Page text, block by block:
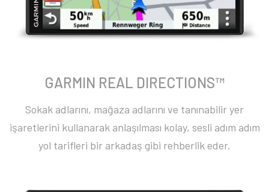
GARMIN REAL DIRECTIONS™
Sokak adlarını, mağaza adlarını ve tanınabilir yer
işaretlerini kullanarak anlaşılması kolay, sesli adım adım
yol tarifleri bir arkadaş gibi rehberlik eder.